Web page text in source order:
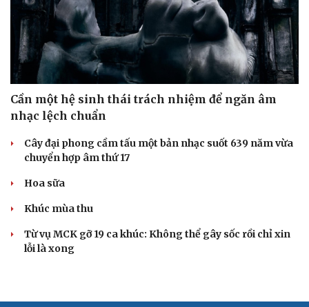
Cần một hệ sinh thái trách nhiệm để ngăn âm
nhạc lệch chuẩn
Cây đại phong cầm tấu một bản nhạc suốt 639 năm vừa
chuyển hợp âm thứ 17
Hoa sữa
Khúc mùa thu
Từ vụ MCK gỡ 19 ca khúc: Không thể gây sốc rồi chỉ xin
lỗi là xong